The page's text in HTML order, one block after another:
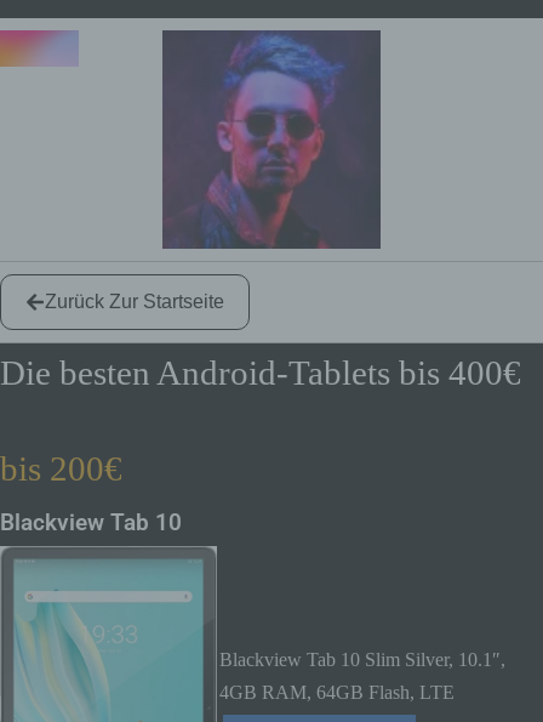
Zurück Zur Startseite
Die besten Android-Tablets bis 400€
bis 200€
Blackview Tab 10
Blackview Tab 10 Slim Silver, 10.1″,
4GB RAM, 64GB Flash, LTE